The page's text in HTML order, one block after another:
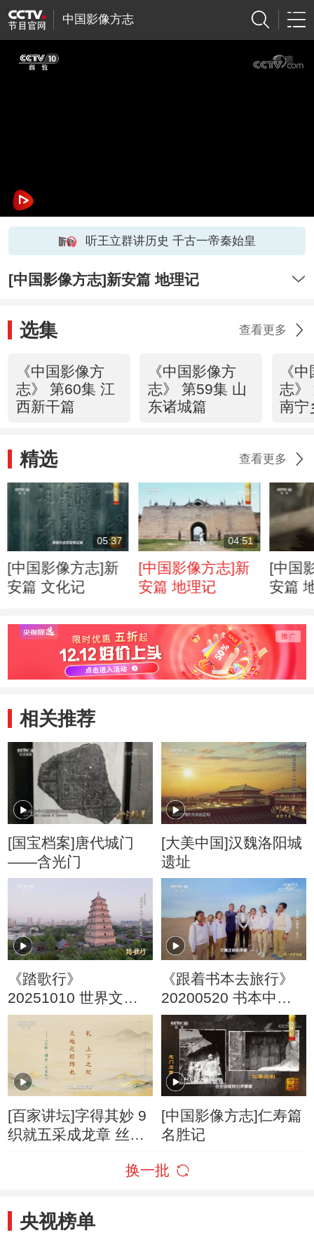
中国影像方志
听王立群讲历史 千古一帝秦始皇
[中国影像方志]新安篇 地理记
选集 查看更多
《中国影像方
志》 第60集 江
西新干篇
《中国影像方
志》 第59集 山
东诸城篇
《
志》
南宁
精选 查看更多
05:37
[中国影像方志]新
安篇 文化记
04:51
[中国影像方志]新
安篇 地理记
[中国
安篇
相关推荐
[国宝档案]唐代城门
——含光门
[大美中国]汉魏洛阳城
遗址
《踏歌行》
20251010 世界文化
遗产 丝绸之路 长安-
天山廊道的路网
《跟着书本去旅行》
20200520 书本中的
建筑——关口
[百家讲坛]字得其妙 9
织就五采成龙章 丝绸
[中国影像方志]仁寿篇
名胜记
换一批
央视榜单